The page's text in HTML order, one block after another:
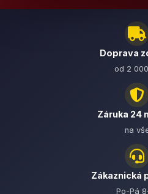
Doprava
od 2
Záruka 24
na
Zákaznická
Po-Pá